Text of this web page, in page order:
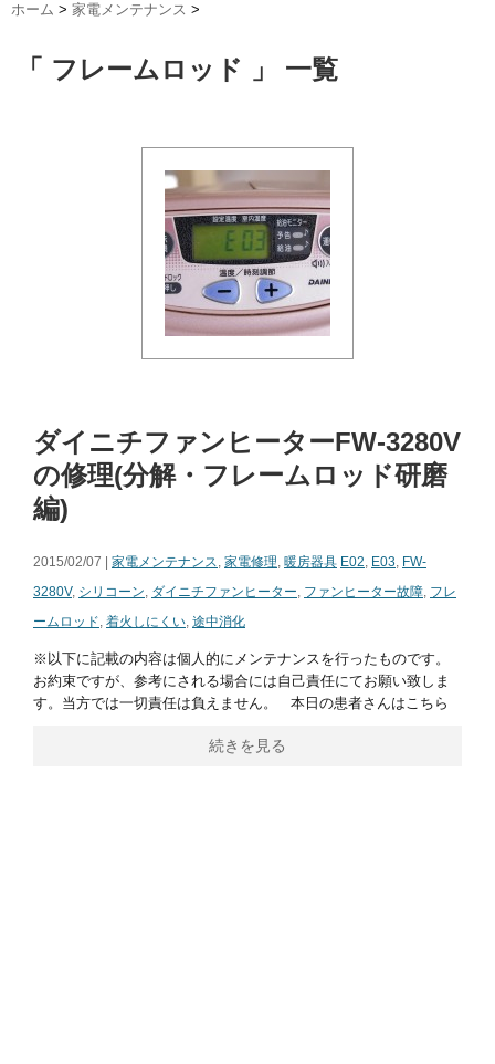
ホーム > 家電メンテナンス >
「 フレームロッド 」 一覧
ダイニチファンヒーターFW-3280V
の修理(分解・フレームロッド研磨
編)
2015/02/07 | 家電メンテナンス, 家電修理, 暖房器具 E02, E03, FW-
3280V, シリコーン, ダイニチファンヒーター, ファンヒーター故障, フレ
ームロッド, 着火しにくい, 途中消化
※以下に記載の内容は個人的にメンテナンスを行ったものです。
お約束ですが、参考にされる場合には自己責任にてお願い致しま
す。当方では一切責任は負えません。 本日の患者さんはこちら
続きを見る